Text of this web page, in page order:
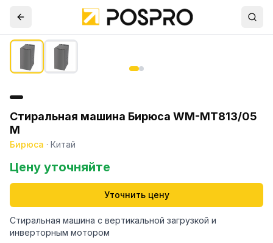
Стиральная машина Бирюса WM-MT813/05
M
Бирюса · Китай
Цену уточняйте
Уточнить цену
Стиральная машина с вертикальной загрузкой и
инверторным мотором